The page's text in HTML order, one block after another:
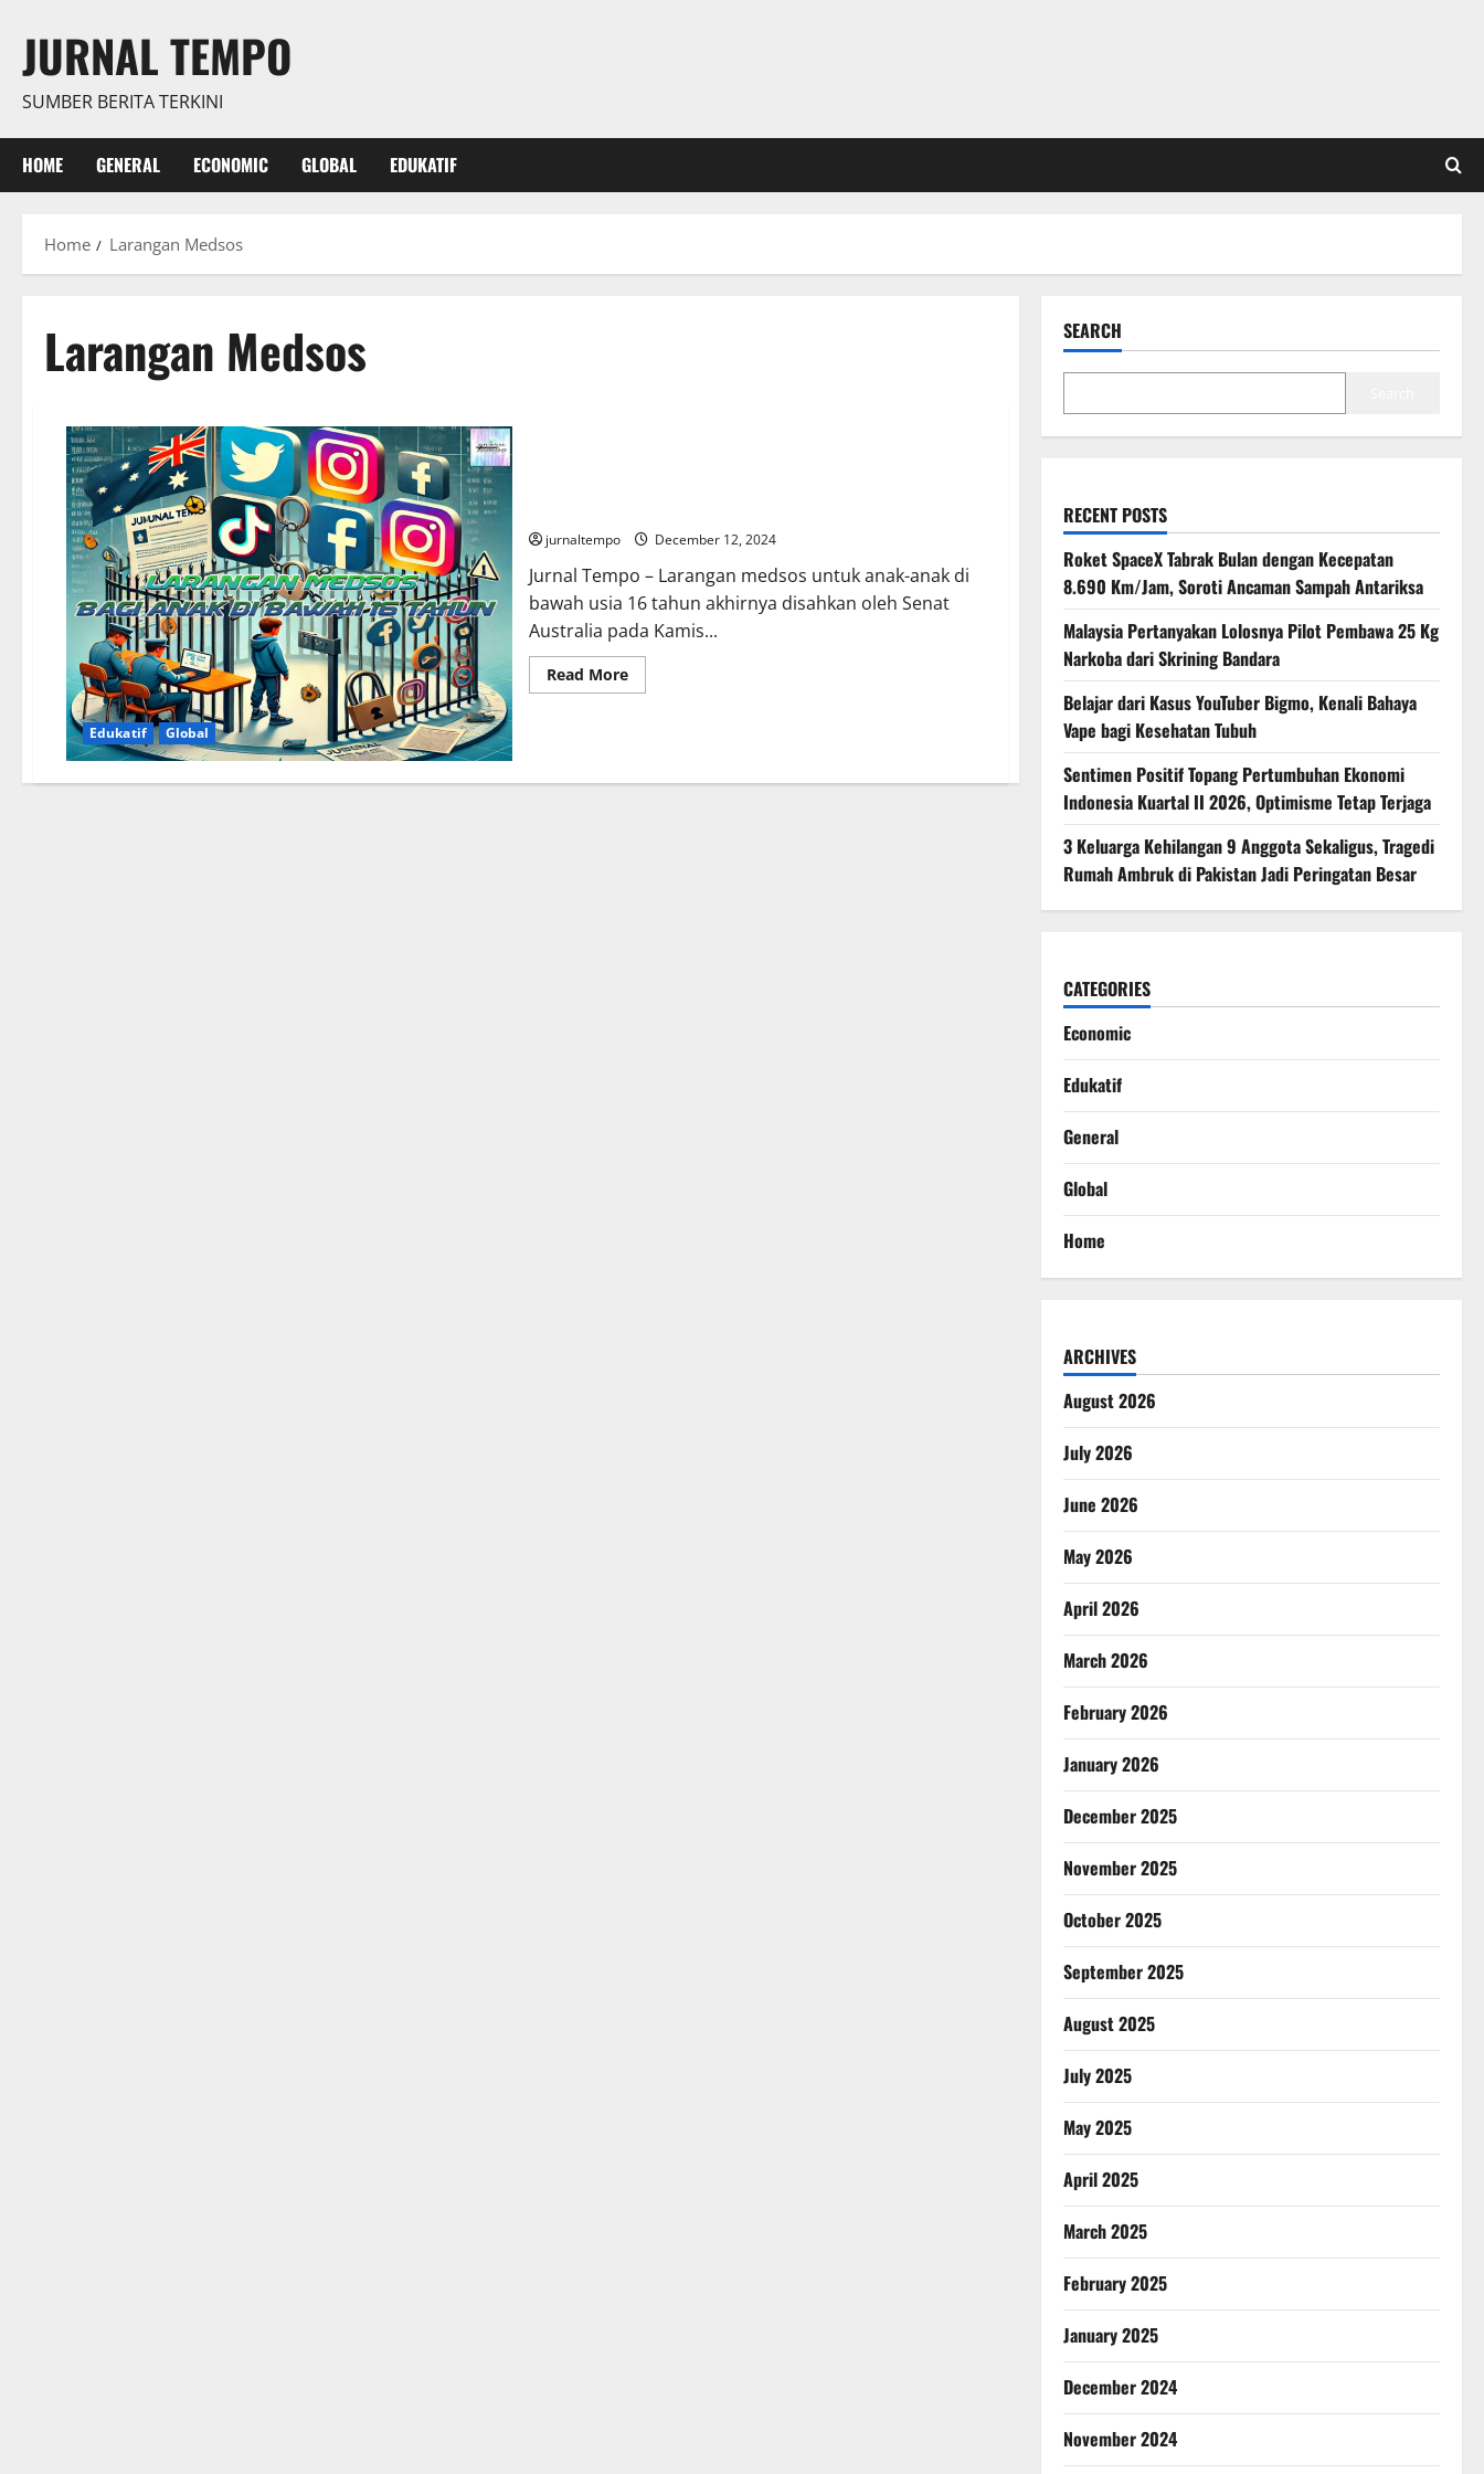
content
JURNAL TEMPO
SUMBER BERITA TERKINI
HOME GENERAL ECONOMIC GLOBAL EDUKATIF
Home Larangan Medsos
Larangan Medsos
Edukatif Global
jurnaltempo December 12, 2024
Jurnal Tempo – Larangan medsos untuk anak-anak di
bawah usia 16 tahun akhirnya disahkan oleh Senat
Australia pada Kamis...
Read MoreRead
more
Bawah
SEARCH
RECENT POSTS
Roket SpaceX Tabrak Bulan dengan Kecepatan
8.690 Km/Jam, Soroti Ancaman Sampah Antariksa
Malaysia Pertanyakan Lolosnya Pilot Pembawa 25 Kg
Narkoba dari Skrining Bandara
Belajar dari Kasus YouTuber Bigmo, Kenali Bahaya
Vape bagi Kesehatan Tubuh
Sentimen Positif Topang Pertumbuhan Ekonomi
Indonesia Kuartal II 2026, Optimisme Tetap Terjaga
3 Keluarga Kehilangan 9 Anggota Sekaligus, Tragedi
Rumah Ambruk di Pakistan Jadi Peringatan Besar
CATEGORIES
Economic
Edukatif
General
Global
Home
ARCHIVES
August 2026
July 2026
June 2026
May 2026
April 2026
March 2026
February 2026
January 2026
December 2025
November 2025
October 2025
September 2025
August 2025
July 2025
May 2025
April 2025
March 2025
February 2025
January 2025
December 2024
November 2024